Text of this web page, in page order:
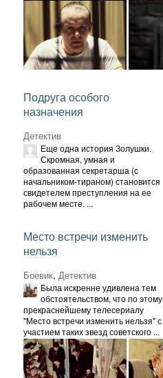
Подруга особого
назначения
Детектив
Еще одна история Золушки.
Скромная, умная и
образованная секретарша (с
начальником-тираном) становится
свидетелем преступления на ее
рабочем месте. ...
Место встречи изменить
нельзя
Боевик, Детектив
Была искренне удивлена тем
обстоятельством, что по этому
прекраснейшему телесериалу
"Место встречи изменить нельзя" с
участием таких звезд советского ...